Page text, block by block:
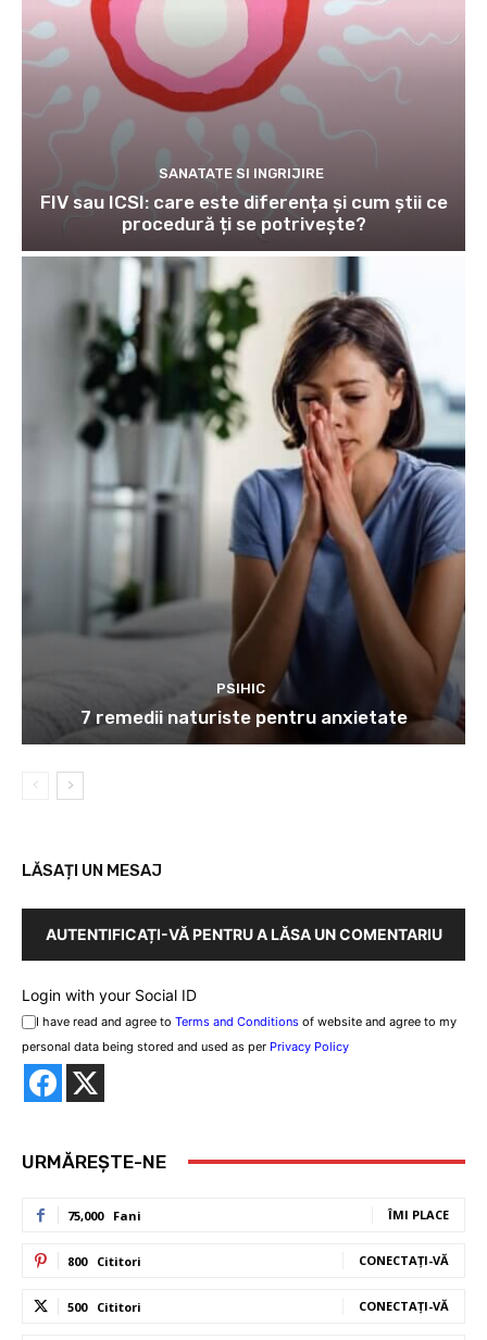
SANATATE SI INGRIJIRE
FIV sau ICSI: care este diferența și cum știi ce
procedură ți se potrivește?
PSIHIC
7 remedii naturiste pentru anxietate
LĂSAȚI UN MESAJ
AUTENTIFICAȚI-VĂ PENTRU A LĂSA UN COMENTARIU
Login with your Social ID
I have read and agree to Terms and Conditions of website and agree to my
personal data being stored and used as per Privacy Policy
URMĂREȘTE-NE
75,000 Fani ÎMI PLACE
800 Cititori CONECTAȚI-VĂ
500 Cititori CONECTAȚI-VĂ